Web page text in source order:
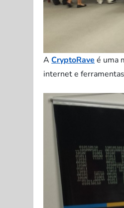
ACryptoRave é uma
internet e